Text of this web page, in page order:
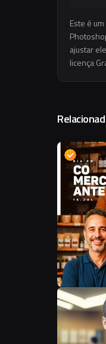
Este é
ajustar
licença